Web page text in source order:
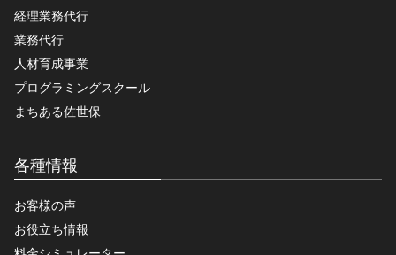
経理業務代行
業務代行
人材育成事業
プログラミングスクール
まちある佐世保
各種情報
お客様の声
お役立ち情報